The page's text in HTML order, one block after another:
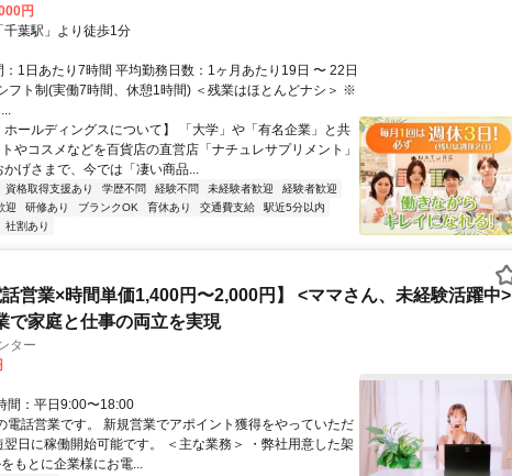
円
葉駅」より徒歩1分
1日あたり7時間 平均勤務日数：1ヶ月あたり19日 〜 22日
フト制(実働7時間、休憩1時間) ＜残業はほとんどナシ＞ ※
ールディングスについて】 「大学」や「有名企業」と共
やコスメなどを百貨店の直営店「ナチュレサプリメント」
げさまで、今では「凄い商品...
資格取得支援あり 学歴不問 経験不問 未経験者歓迎
経験者歓迎
迎 研修あり ブランクOK 育休あり 交通費支給
駅近5分以内
社割あり
話営業×時間単価1,400円〜2,000円】 <ママさん、未経験活躍中>
で家庭と仕事の両立を実現
ター
間：平日9:00〜18:00
電話営業です。 新規営業でアポイント獲得をやっていただ
翌日に稼働開始可能です。 ＜主な業務＞ ・弊社用意した架
もとに企業様にお電...